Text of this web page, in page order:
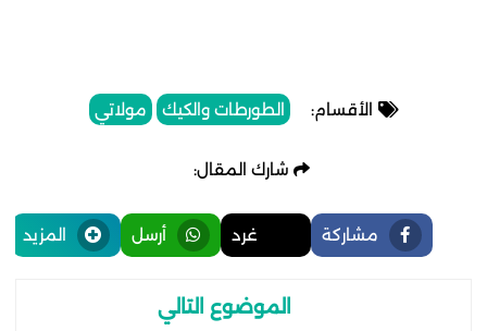
الأقسام: الطورطات والكيك مولاتي
شارك المقال:
مشاركة غرد أرسل المزيد
الموضوع التالي